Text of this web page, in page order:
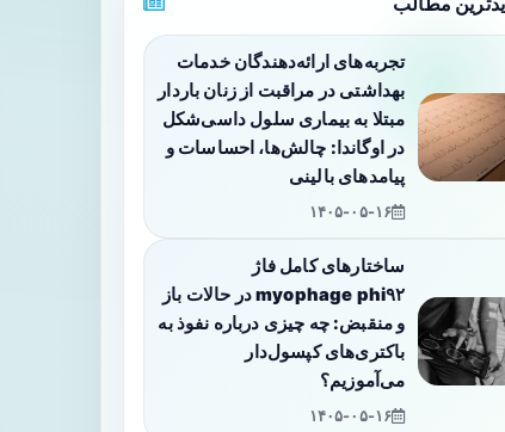
تجربه‌های ارائه‌دهندگان خدمات
بهداشتی در مراقبت از زنان باردار
مبتلا به بیماری سلول داسی‌شکل
در اوگاندا: چالش‌ها، احساسات و
پیامدهای بالینی
۱۴۰۵-۰۵-۱۶
ساختارهای کامل فاژ
myophage phi۹۲ در حالات باز
و منقبض: چه چیزی درباره نفوذ به
باکتری‌های کپسول‌دار
می‌آموزیم؟
۱۴۰۵-۰۵-۱۶